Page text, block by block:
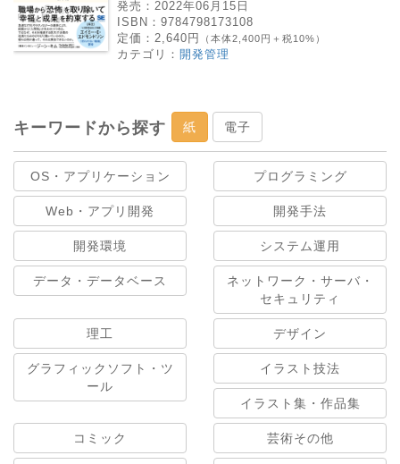
発売： 2022年06月15日
ISBN： 9784798173108
定価： 2,640円 （本体2,400円＋税10%）
カテゴリ： 開発管理
キーワードから探す 紙 電子
OS・アプリケーション プログラミング
Web・アプリ開発 開発手法
開発環境 システム運用
データ・データベース
ネットワーク・サーバ・
セキュリティ
理工 デザイン
グラフィックソフト・ツ
ール
イラスト技法
イラスト集・作品集
コミック 芸術その他